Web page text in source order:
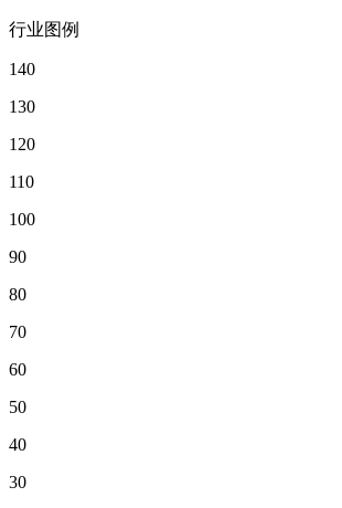
行业图例
140
130
120
110
100
90
80
70
60
50
40
30